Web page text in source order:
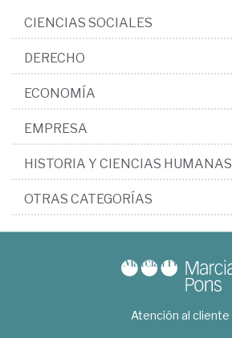
CIENCIAS SOCIALES
DERECHO
ECONOMÍA
EMPRESA
HISTORIA Y CIENCIAS HUMANAS
OTRAS CATEGORÍAS
Atención al cliente